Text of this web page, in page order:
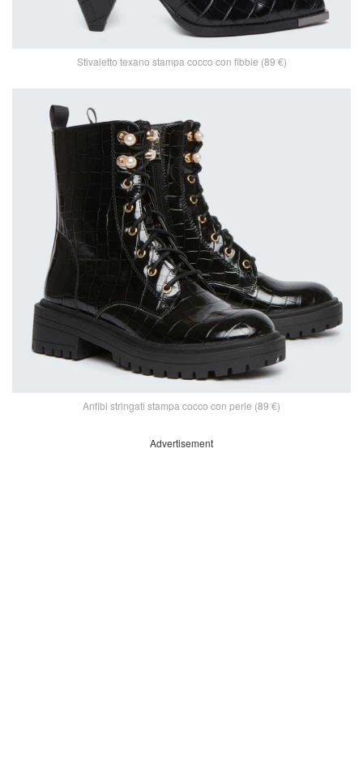
Stivaletto texano stampa cocco con fibbie (89 €)
Anfibi stringati stampa cocco con perle (89 €)
Advertisement